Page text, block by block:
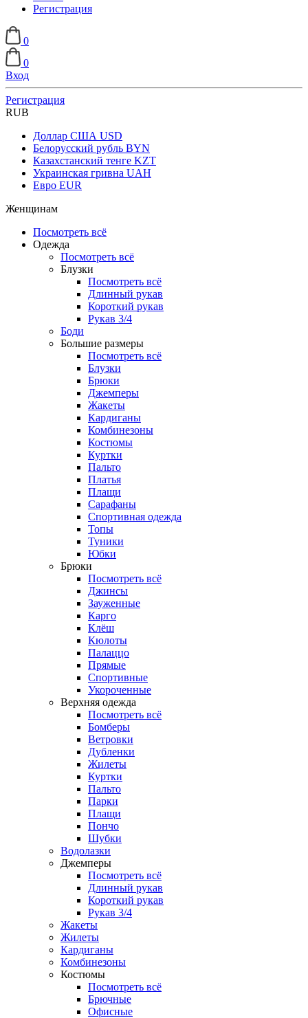
Регистрация
0
0
Вход
Регистрация
RUB
Доллар США USD
Белорусский рубль BYN
Казахстанский тенге KZT
Украинская гривна UAH
Евро EUR
Женщинам
Посмотреть всё
Одежда
Посмотреть всё
Блузки
Посмотреть всё
Длинный рукав
Короткий рукав
Рукав 3/4
Боди
Большие размеры
Посмотреть всё
Блузки
Брюки
Джемперы
Жакеты
Кардиганы
Комбинезоны
Костюмы
Куртки
Пальто
Платья
Плащи
Сарафаны
Спортивная одежда
Топы
Туники
Юбки
Брюки
Посмотреть всё
Джинсы
Зауженные
Карго
Клёш
Кюлоты
Палаццо
Прямые
Спортивные
Укороченные
Верхняя одежда
Посмотреть всё
Бомберы
Ветровки
Дубленки
Жилеты
Куртки
Пальто
Парки
Плащи
Пончо
Шубки
Водолазки
Джемперы
Посмотреть всё
Длинный рукав
Короткий рукав
Рукав 3/4
Жакеты
Жилеты
Кардиганы
Комбинезоны
Костюмы
Посмотреть всё
Брючные
Офисные